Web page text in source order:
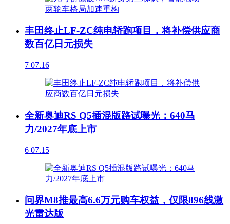
丰田终止LF-ZC纯电轿跑项目，将补偿供应商
数百亿日元损失
7 07.16
全新奥迪RS Q5插混版路试曝光：640马
力/2027年底上市
6 07.15
问界M8推最高6.6万元购车权益，仅限896线激
光雷达版